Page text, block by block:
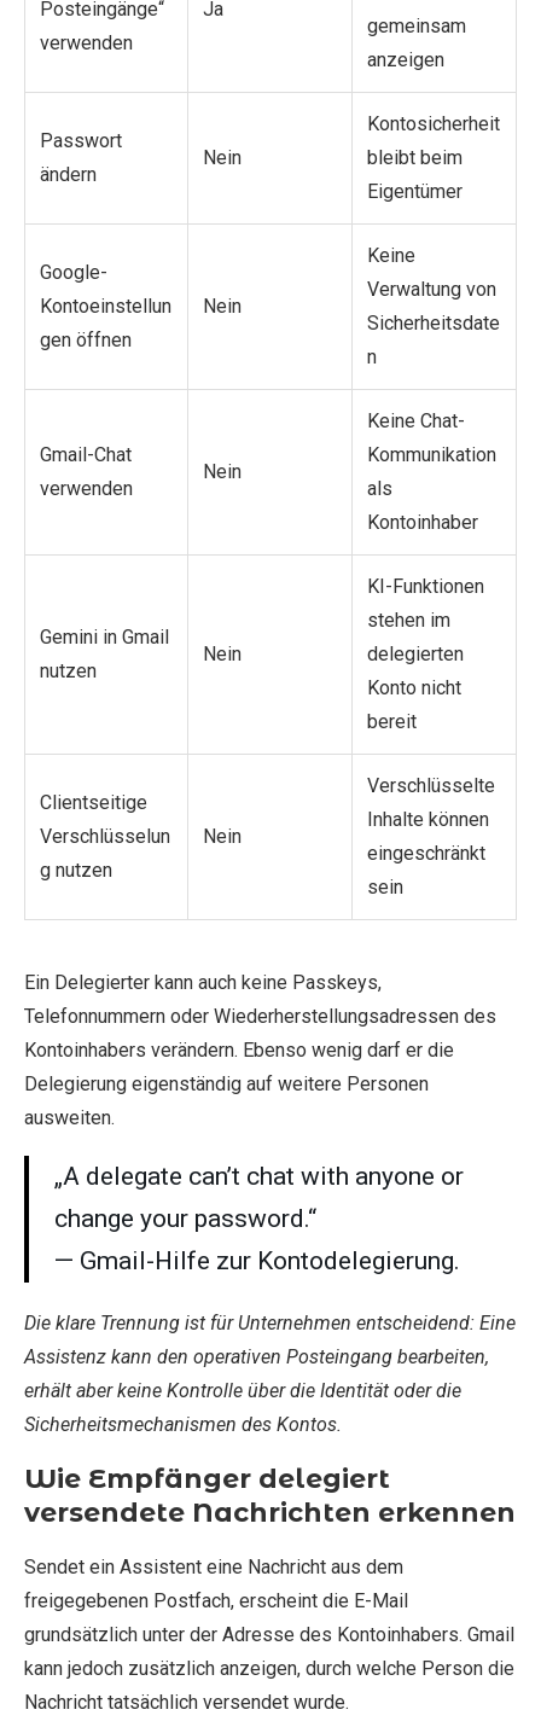
Posteingänge“
verwenden
Ja
gemeinsam
anzeigen
Passwort
ändern
Nein
Kontosicherheit
bleibt beim
Eigentümer
Google-
Kontoeinstellun
gen öffnen
Nein
Keine
Verwaltung von
Sicherheitsdate
n
Gmail-Chat
verwenden
Nein
Keine Chat-
Kommunikation
als
Kontoinhaber
Gemini in Gmail
nutzen
Nein
KI-Funktionen
stehen im
delegierten
Konto nicht
bereit
Clientseitige
Verschlüsselun
g nutzen
Nein
Verschlüsselte
Inhalte können
eingeschränkt
sein
Ein Delegierter kann auch keine Passkeys,
Telefonnummern oder Wiederherstellungsadressen des
Kontoinhabers verändern. Ebenso wenig darf er die
Delegierung eigenständig auf weitere Personen
ausweiten.
„A delegate can’t chat with anyone or
change your password.“
— Gmail-Hilfe zur Kontodelegierung.
Die klare Trennung ist für Unternehmen entscheidend: Eine
Assistenz kann den operativen Posteingang bearbeiten,
erhält aber keine Kontrolle über die Identität oder die
Sicherheitsmechanismen des Kontos.
Wie Empfänger delegiert
versendete Nachrichten erkennen
Sendet ein Assistent eine Nachricht aus dem
freigegebenen Postfach, erscheint die E-Mail
grundsätzlich unter der Adresse des Kontoinhabers. Gmail
kann jedoch zusätzlich anzeigen, durch welche Person die
Nachricht tatsächlich versendet wurde.